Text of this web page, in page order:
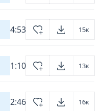
4:53
15к
1:10
13к
2:46
16к